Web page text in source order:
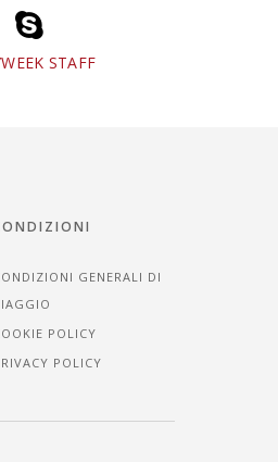
STAFF
GENERALI DI
POLICY
POLICY